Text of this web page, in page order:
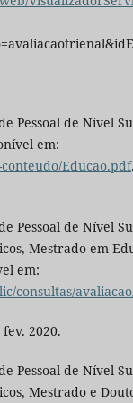
Pessoal de Nível
em:
Educao.pdf
Pessoal de Nível
Mestrado em
em:
consultas/
2020.
Pessoal de Nível
Mestrado e